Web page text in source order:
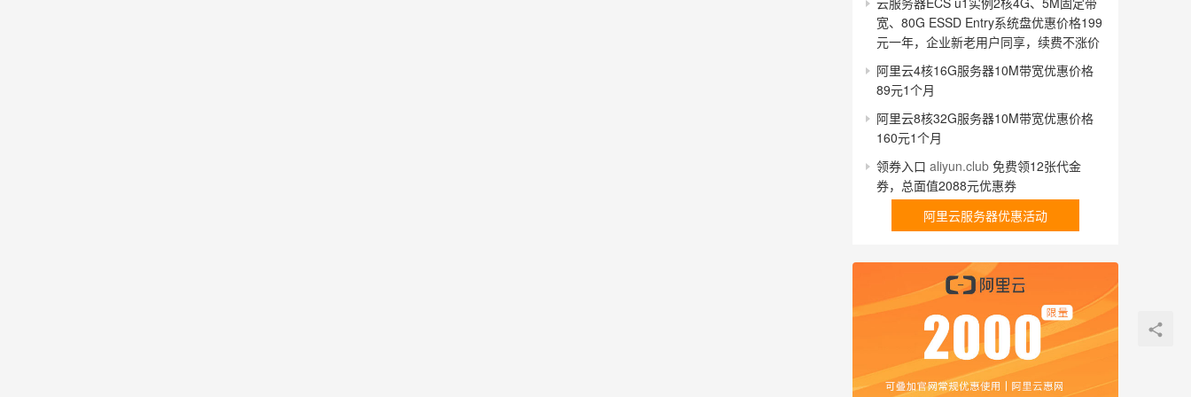
宽、80G ESSD Entry系统盘优惠价格199
元一年，企业新老用户同享，续费不涨价
阿里云4核16G服务器10M带宽优惠价格
89元1个月
阿里云8核32G服务器10M带宽优惠价格
160元1个月
领券入口 aliyun.club 免费领12张代金
券，总面值2088元优惠券
阿里云服务器优惠活动